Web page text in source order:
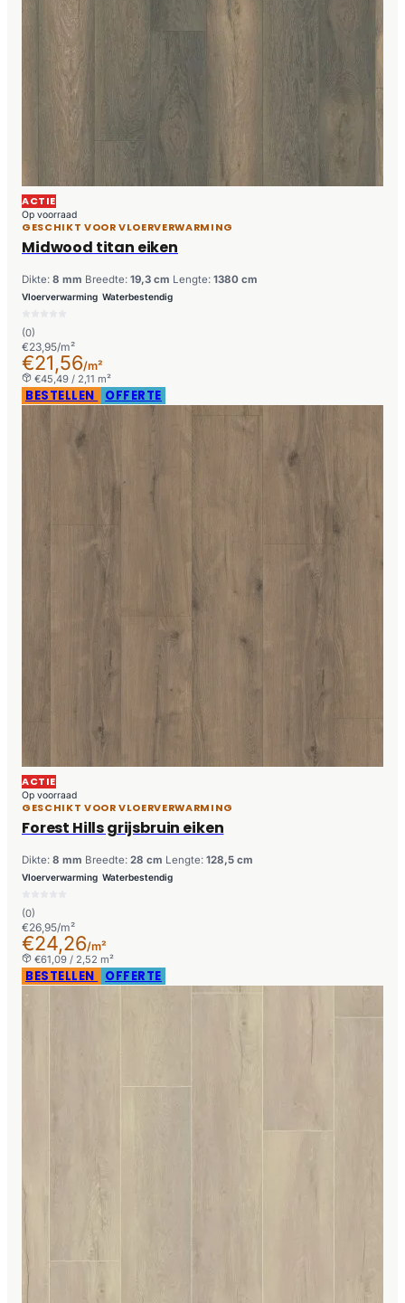
ACTIE
Op voorraad
GESCHIKT VOOR VLOERVERWARMING
Midwood titan eiken
Dikte: 8 mm Breedte: 19,3 cm Lengte: 1380 cm
Vloerverwarming Waterbestendig
(0)
€23,95/m²
€21,56/m²
€45,49 / 2,11 m²
BESTELLEN OFFERTE
ACTIE
Op voorraad
GESCHIKT VOOR VLOERVERWARMING
Forest Hills grijsbruin eiken
Dikte: 8 mm Breedte: 28 cm Lengte: 128,5 cm
Vloerverwarming Waterbestendig
(0)
€26,95/m²
€24,26/m²
€61,09 / 2,52 m²
BESTELLEN OFFERTE